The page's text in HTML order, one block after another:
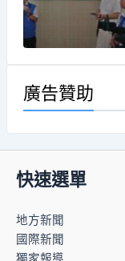
廣告贊助
快速選單
地方新聞
國際新聞